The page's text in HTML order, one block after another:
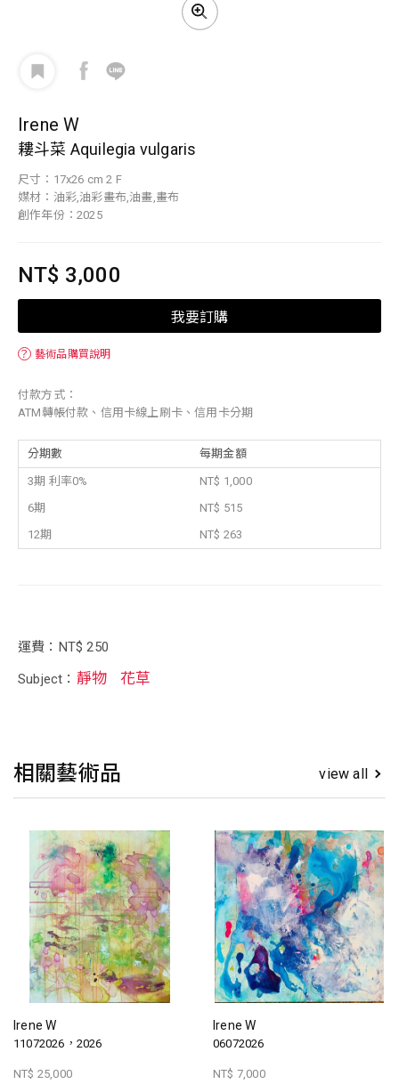
Irene W
耬斗菜 Aquilegia vulgaris
尺寸：17x26 cm 2 F
媒材：油彩,油彩畫布,油畫,畫布
創作年份：2025
NT$ 3,000
我要訂購
？ 藝術品購買說明
付款方式：
ATM轉帳付款、信用卡線上刷卡、信用卡分期
分期數 每期金額
3期 利率0%
NT$ 1,000
6期
NT$ 515
12期
NT$ 263
運費：NT$ 250
Subject： 靜物 花草
相關藝術品 view all
Irene W
11072026，2026
NT$ 25,000
Irene W
06072026
NT$ 7,000